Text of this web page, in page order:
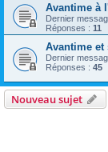
Avantime à
Dernier
Réponses : 11
Avantime et
Dernier
Réponses : 45
Nouveau sujet